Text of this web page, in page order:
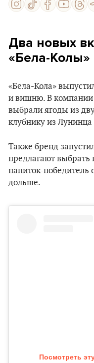
Два новых
«Бела-Колы»
«Бела-Кола»
и вишню. В компании
выбрали ягоды из
клубнику из
Также бренд
предлагают выбрать
напиток-победитель
дольше.
Посмотреть